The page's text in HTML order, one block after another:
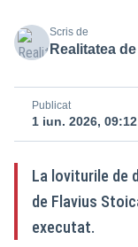
Scris de
Realitatea
Publicat
1 iun. 2026, 09:12
La loviturile de
de Flavius
executat.